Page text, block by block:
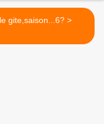
le gite,saison...6? >